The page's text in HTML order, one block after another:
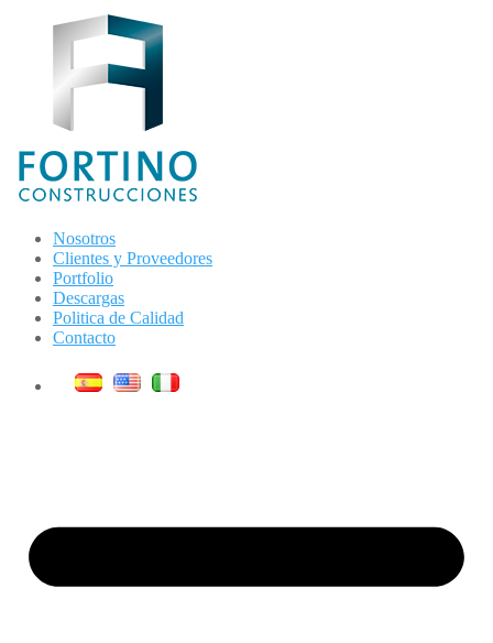
Nosotros
Clientes y Proveedores
Portfolio
Descargas
Politica de Calidad
Contacto